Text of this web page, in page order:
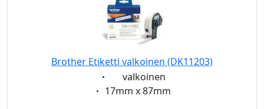
Brother Etiketti valkoinen (DK11203)
Eigenschaft:
valkoinen
Eigenschaft:
17mm x 87mm